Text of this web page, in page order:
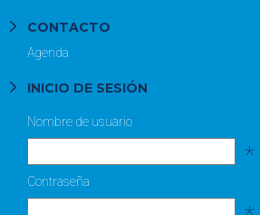
CONTACTO
Agenda
INICIO DE SESIÓN
Nombre de usuario
*
Contraseña